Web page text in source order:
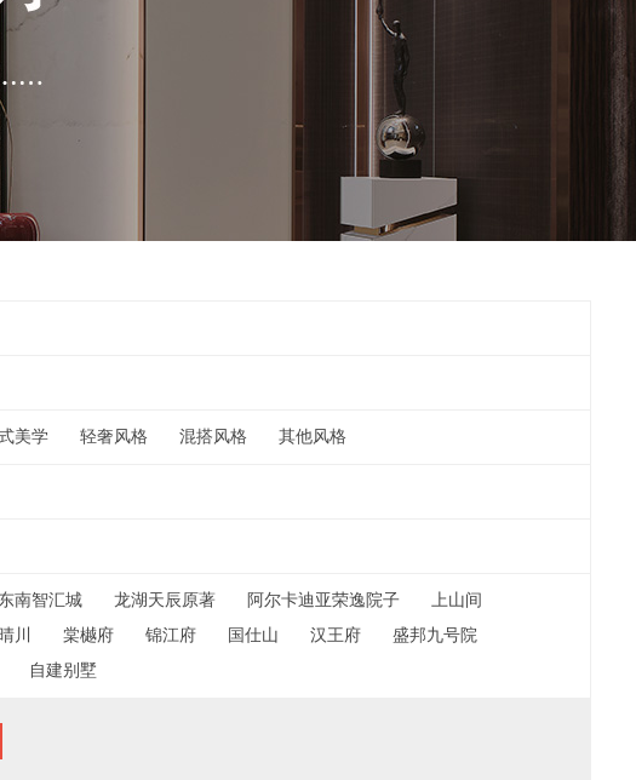
美学 轻奢风格 混搭风格 其他风格
东南智汇城 龙湖天辰原著 阿尔卡迪亚荣逸院子
上山间
川 棠樾府 锦江府 国仕山 汉王府
盛邦九号院
自建别墅